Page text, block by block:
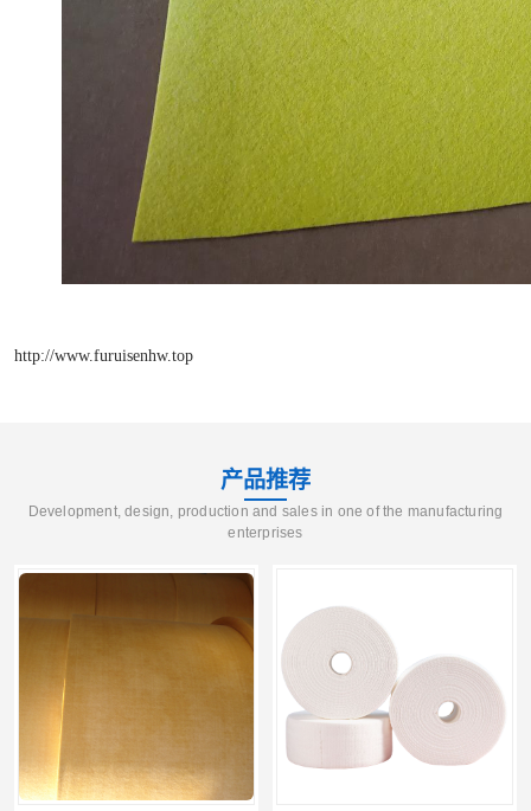
http://www.furuisenhw.top
产品推荐
Development, design, production and sales in one of the manufacturing
enterprises